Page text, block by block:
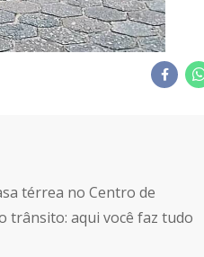
térrea no Centro de
trânsito: aqui você faz tudo